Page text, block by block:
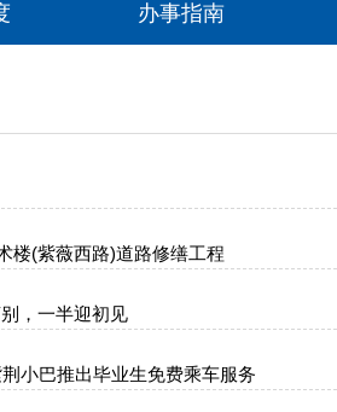
办事指南
楼(紫薇西路)道路修缮工程
，一半迎初见
小巴推出毕业生免费乘车服务